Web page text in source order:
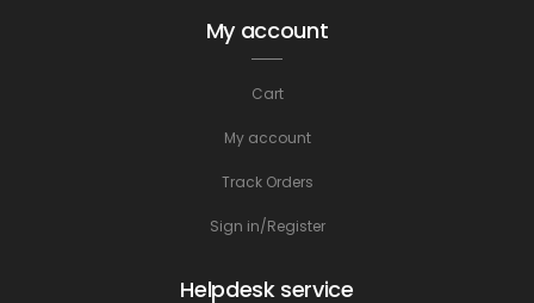
My account
Cart
My account
Track Orders
Sign in/Register
Helpdesk service